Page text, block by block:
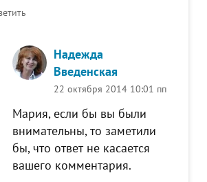
Надежда
Введенская
22 октября 2014 10:01 пп
Мария, если бы вы были
внимательны, то заметили
бы, что ответ не касается
вашего комментария.